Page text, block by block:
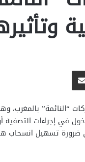
“النائمة”
في إجراءات
ضرورة تسهيل انسحاب